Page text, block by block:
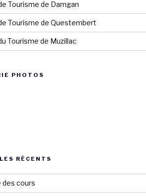
Tourisme de Damgan
Tourisme de Questembert
Tourisme de Muzillac
PHOTOS
RÉCENTS
des cours